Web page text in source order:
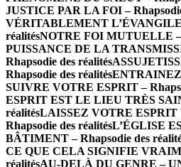
JUSTICE PAR LA FOI –
VÉRITABLEMENT L’ÉVANGILE
réalitésNOTRE FOI MUTUELLE –
PUISSANCE DE LA
Rhapsodie des réalités
Rhapsodie des réalités
SUIVRE VOTRE ESPRIT –
ESPRIT EST LE LIEU TRÈS
réalitésLAISSEZ VOTRE ESPRIT
Rhapsodie des réalitésL’ÉGLISE
BÂTIMENT – Rhapsodie des
CE QUE CELA SIGNIFIE
réalitésAU-DELÀ DU GENRE –